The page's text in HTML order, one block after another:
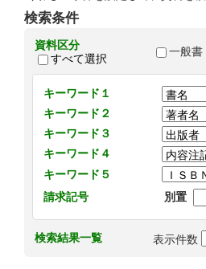
検索条件
資料区分
すべて選択
一般書
キーワード１
キーワード２
キーワード３
キーワード４
キーワード５
請求記号
別置
検索結果一覧 表示件数